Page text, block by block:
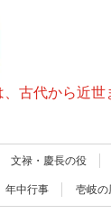
古代から近世
文禄・慶長の役
年中行事 壱岐の